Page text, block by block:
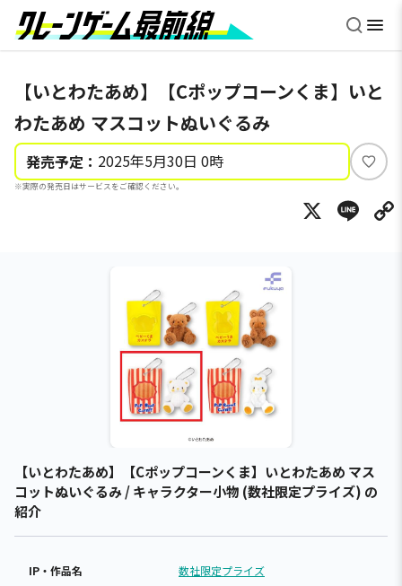
【いとわたあめ】【Cポップコーンくま】いと
わたあめ マスコットぬいぐるみ
発売予定： 2025年5月30日 0時
※実際の発売日はサービスをご確認ください。
い
ね
X
【いとわたあめ】【Cポップコーンくま】いとわたあめ マス
コットぬいぐるみ / キャラクター小物 (数社限定プライズ) の
紹介
IP・作品名 数社限定プライズ